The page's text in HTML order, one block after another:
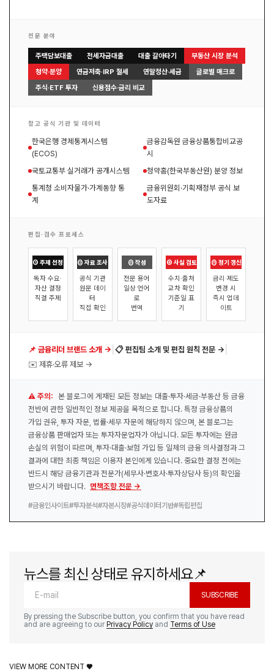
전문 분야
주택담보대출 전세자금대출 대출 갈아타기
부동산 시장 분석
청약·분양
연금저축·IRP 절세 연말정산·세금
글로벌 매크로
주식·ETF 투자
신용점수·금리 비교
참고 공식 기관 및 데이터
한국은행 경제통계시스템
(ECOS)
금융감독원 금융상품통합비교공
시
국토교통부 실거래가 공개시스템
청약홈(한국부동산원) 분양 정보
통계청 소비자물가·가계동향 통
계
금융위원회·기획재정부 공식 보
도자료
편집·검수 프로세스
① 주제 선정
독자 수요·
자산 결정
직결 주제
② 자료 조사
공식 기관
원문 데이
터
직접 확인
③ 작성
전문 용어
일상 언어
로
번역
④ 사실 검토
수치·출처
교차 확인
기준일 표
기
⑤ 정기 갱신
금리·제도
변경 시
즉시 업데
이트
📌 금융리더 브랜드 소개 → 📋 편집팀 소개 및 편집 원칙 전문 →
✉️ 제휴·오류 제보 →
⚠️ 주의: 본 블로그에 게재된 모든 정보는 대출·투자·세금·부동산 등 금융
전반에 관한 일반적인 정보 제공을 목적으로 합니다. 특정 금융상품의
가입 권유, 투자 자문, 법률·세무 자문에 해당하지 않으며, 본 블로그는
금융상품 판매업자 또는 투자자문업자가 아닙니다. 모든 투자에는 원금
손실의 위험이 따르며, 투자·대출·보험 가입 등 일체의 금융 의사결정과 그
결과에 대한 최종 책임은 이용자 본인에게 있습니다. 중요한 결정 전에는
반드시 해당 금융기관과 전문가(세무사·변호사·투자상담사 등)의 확인을
받으시기 바랍니다. 면책조항 전문 →
#금융인사이트#투자분석#자본시장#공식데이터기반#독립편집
뉴스를 최신 상태로 유지하세요📌
SUBSCRIBE
By pressing the Subscribe button, you confirm that you have read
and are agreeing to our Privacy Policy and Terms of Use
VIEW MORE CONTENT ♥️